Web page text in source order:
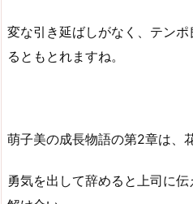
変な引き延ばしがなく、テン
るともとれますね。
萌子美の成長物語の第2章は、
勇気を出して辞めると上司に